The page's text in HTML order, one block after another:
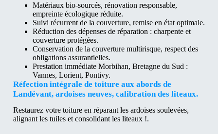
Matériaux bio-sourcés, rénovation responsable,
empreinte écologique réduite.
Suivi récurrent de la couverture, remise en état optimale.
Réduction des dépenses de réparation : charpente et
couverture protégées.
Conservation de la couverture multirisque, respect des
obligations assurantielles.
Prestation immédiate Morbihan, Bretagne du Sud :
Vannes, Lorient, Pontivy.
Réfection intégrale de toiture aux abords de
Landévant, ardoises neuves, calibration des liteaux.
Restaurez votre toiture en réparant les ardoises soulevées,
alignant les tuiles et consolidant les liteaux !.